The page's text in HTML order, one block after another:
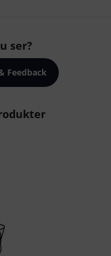
ser?
Feedback